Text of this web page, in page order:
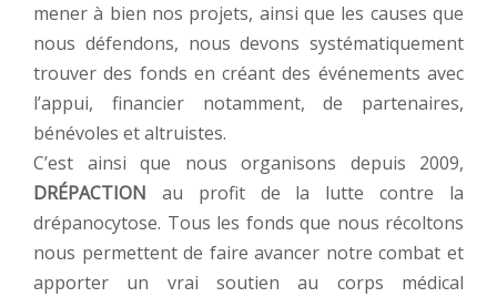
mener à bien nos projets, ainsi que les causes que
nous défendons, nous devons systématiquement
trouver des fonds en créant des événements avec
l’appui, financier notamment, de partenaires,
bénévoles et altruistes.
C’est ainsi que nous organisons depuis 2009,
DRÉPACTION au profit de la lutte contre la
drépanocytose. Tous les fonds que nous récoltons
nous permettent de faire avancer notre combat et
apporter un vrai soutien au corps médical